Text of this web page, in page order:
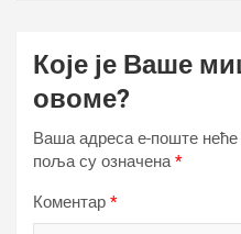
Које је Ваше
овоме?
Ваша адреса е-поште неће
поља су означена*
Коментар *